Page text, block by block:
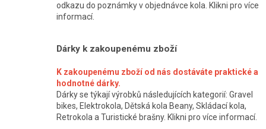
odkazu do poznámky v objednávce kola. Klikni pro více
informací.
Dárky k zakoupenému zboží
K zakoupenému zboží od nás dostáváte praktické a
hodnotné dárky.
Dárky se týkají výrobků následujících kategorií: Gravel
bikes, Elektrokola, Dětská kola Beany, Skládací kola,
Retrokola a Turistické brašny. Klikni pro více informací.